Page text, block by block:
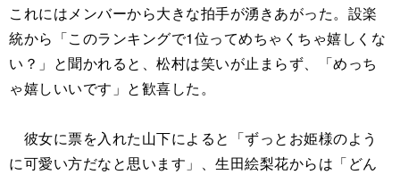
これにはメンバーから大きな拍手が湧きあがった。設楽
統から「このランキングで1位ってめちゃくちゃ嬉しくな
い？」と聞かれると、松村は笑いが止まらず、「めっち
ゃ嬉しいいです」と歓喜した。
彼女に票を入れた山下によると「ずっとお姫様のよう
に可愛い方だなと思います」、生田絵梨花からは「どん